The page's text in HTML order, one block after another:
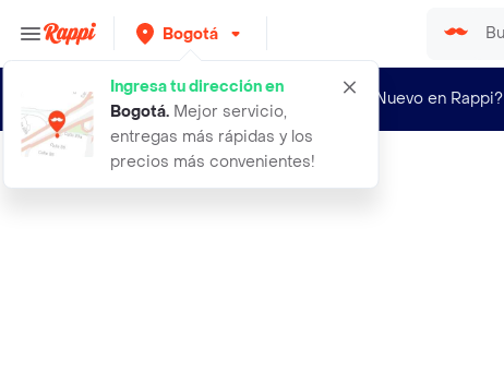
Bogotá
Ingresa tu dirección en
Bogotá. Mejor servicio,
entregas más rápidas y los
precios más convenientes!
¿Nuevo en Rappi?
2 crema dental natural herbal hgw